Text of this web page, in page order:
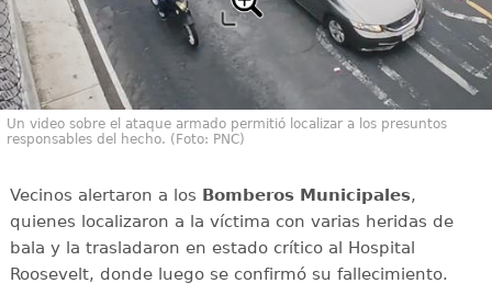
Un video sobre el ataque armado permitió localizar a los presuntos
responsables del hecho. (Foto: PNC)
Vecinos alertaron a los Bomberos Municipales,
quienes localizaron a la víctima con varias heridas de
bala y la trasladaron en estado crítico al Hospital
Roosevelt, donde luego se confirmó su fallecimiento.